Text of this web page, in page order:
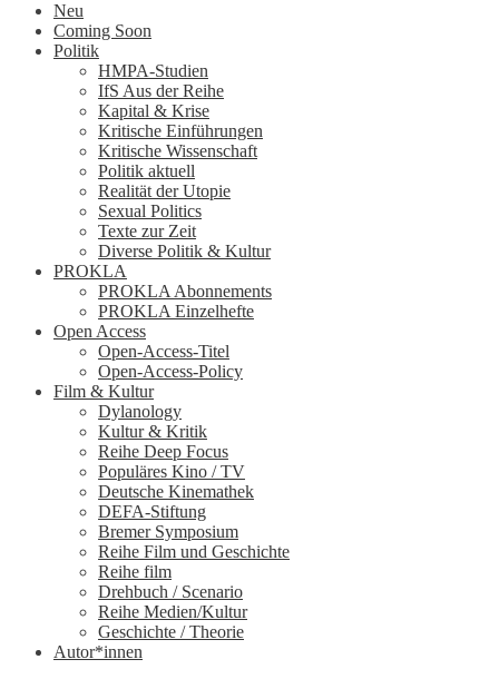
Neu
Coming Soon
Politik
HMPA-Studien
IfS Aus der Reihe
Kapital & Krise
Kritische Einführungen
Kritische Wissenschaft
Politik aktuell
Realität der Utopie
Sexual Politics
Texte zur Zeit
Diverse Politik & Kultur
PROKLA
PROKLA Abonnements
PROKLA Einzelhefte
Open Access
Open-Access-Titel
Open-Access-Policy
Film & Kultur
Dylanology
Kultur & Kritik
Reihe Deep Focus
Populäres Kino / TV
Deutsche Kinemathek
DEFA-Stiftung
Bremer Symposium
Reihe Film und Geschichte
Reihe film
Drehbuch / Scenario
Reihe Medien/Kultur
Geschichte / Theorie
Autor*innen